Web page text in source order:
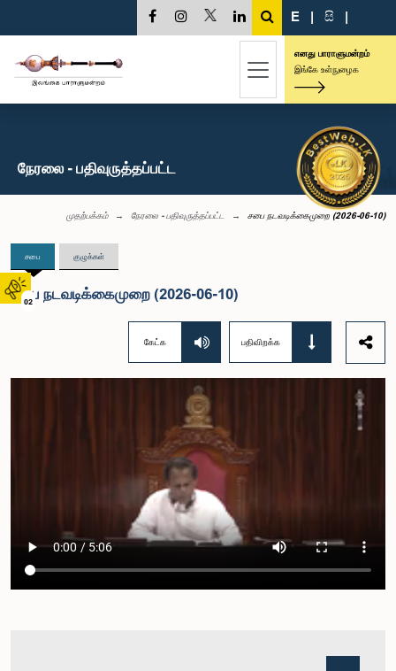
02
E | සි |
எனது பாராளுமன்றம்
இங்கே உள்நுழைக
நேரலை - பதிவுருத்தப்பட்ட
முதற்பக்கம் நேரலை - பதிவுருத்தப்பட்ட சபை நடவடிக்கைமுறை (2026-06-10)
சபை குழுக்கள்
சபை நடவடிக்கைமுறை (2026-06-10)
கேட்க பதிவிறக்க